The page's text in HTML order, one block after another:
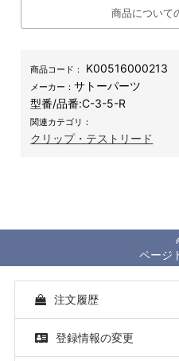
商品について
商品コード： K00516000213
メーカー：サトーパーツ
型番/品番:C-3-5-R
関連カテゴリ：
クリップ・テストリード
ページ
注文履歴
登録情報の変更